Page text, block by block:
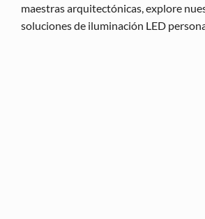
maestras arquitectónicas, explore
soluciones de iluminación LED